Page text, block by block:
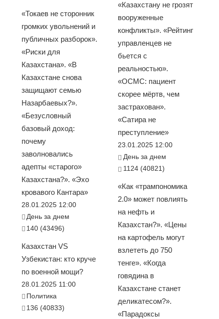
«Токаев не сторонник
громких увольнений и
публичных разборок».
«Риски для
Казахстана». «В
Казахстане снова
защищают семью
Назарбаевых?».
«Безусловный
базовый доход:
почему
заволновались
адепты «старого»
Казахстана?». «Эхо
кровавого Кантара»
28.01.2025 12:00
День за днем
140 (43496)
Казахстан VS
Узбекистан: кто круче
по военной мощи?
28.01.2025 11:00
Политика
136 (40833)
«Казахстану не грозят
вооруженные
конфликты». «Рейтинг
управленцев не
бьется с
реальностью».
«ОСМС: пациент
скорее мёртв, чем
застрахован».
«Сатира не
преступление»
23.01.2025 12:00
День за днем
1124 (40821)
«Как «трампономика
2.0» может повлиять
на нефть и
Казахстан?». «Цены
на картофель могут
взлететь до 750
тенге». «Когда
говядина в
Казахстане станет
деликатесом?».
«Парадоксы